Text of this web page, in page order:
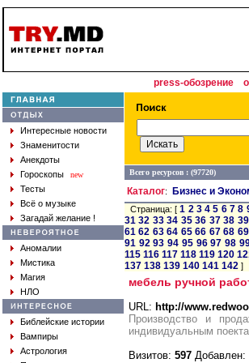
press-обозрение
Интересные новости
Знаменитости
Анекдоты
Гороскопы
new
Тесты
Всё о музыке
Загадай желание !
Аномалии
Мистика
Магия
НЛО
Библейские истории
Вампиры
Астрология
Всего ресурсов : (97720)
Каталог: Бизнес и
Страница: [1 2 3 4 5 6 7 8
31 32 33 34 35 36 37 38 39
61 62 63 64 65 66 67 68 69
91 92 93 94 95 96 97 98
115 116 117 118 119 120
137 138 139 140 141 142 ]
мебель ручной
URL: http://
Производство и
индивидуальным
Визитов: 597 Добавлен: